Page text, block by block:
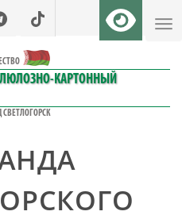
КАРТОННЫЙ
СВЕТЛОГОРСК